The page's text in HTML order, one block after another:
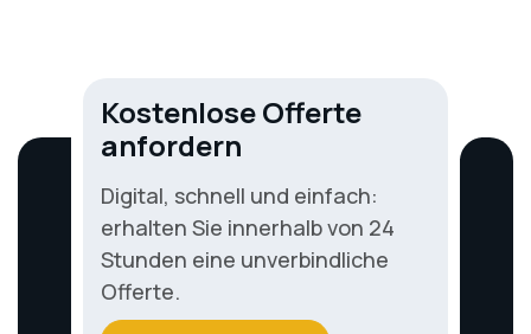
Kostenlose Offerte
anfordern
Digital, schnell und einfach:
erhalten Sie innerhalb von 24
Stunden eine unverbindliche
Offerte.